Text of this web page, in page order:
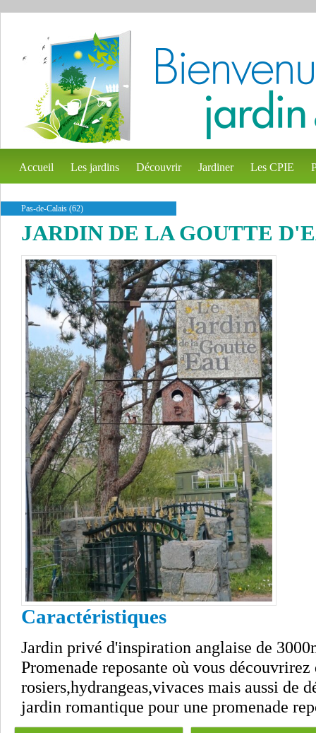
Accueil Les jardins Découvrir Jardiner Les CPIE
Pas-de-Calais (62)
JARDIN DE LA GOUTTE
Caractéristiques
Jardin privé d'inspiration anglaise de
Promenade reposante où vous
rosiers,hydrangeas,vivaces mais aussi de
jardin romantique pour une promenade